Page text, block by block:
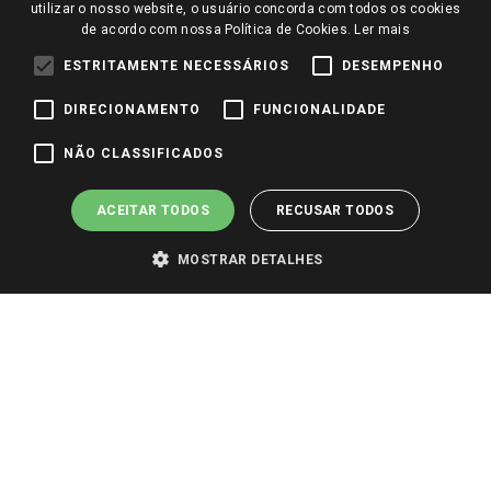
Trabalhe Conosco
Identidade Visual
Pagamento e Segurança
utilizar o nosso website, o usuário concorda com todos os cookies
de acordo com nossa Política de Cookies. Ler mais
ESTRITAMENTE NECESSÁRIOS DESEMPENHO
DIRECIONAMENTO FUNCIONALIDADE
NÃO CLASSIFICADOS
ACEITAR TODOS RECUSAR TODOS
MOSTRAR DETALHES